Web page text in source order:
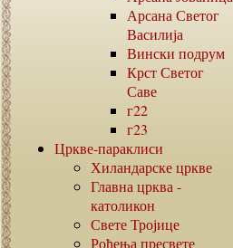
Арсана Светог
Василија
Вински подрум
Крст Светог
Саве
г22
г23
Цркве-параклиси
Хиландарске цркве
Главна црква -
католикон
Свете Тројице
Рођења пресвете